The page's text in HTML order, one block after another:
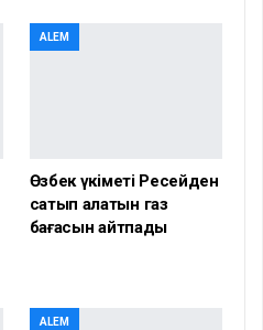
ALEM
Өзбек үкіметі Ресейден
сатып алатын газ
бағасын айтпады
ALEM